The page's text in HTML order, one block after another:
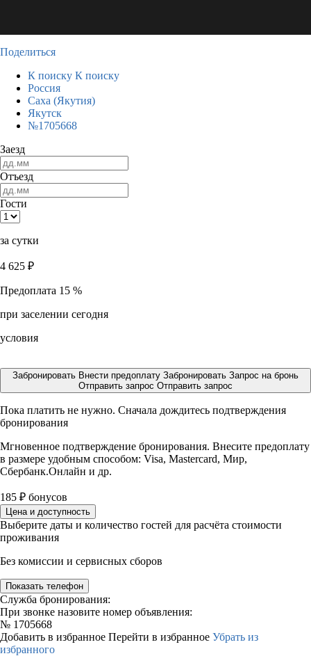
Поделиться
К поиску К поиску
Россия
Саха (Якутия)
Якутск
№1705668
Заезд
Отъезд
Гости
за сутки
4 625 ₽
Предоплата 15 %
при заселении сегодня
условия
Забронировать Внести предоплату Забронировать Запрос на бронь
Отправить запрос Отправить запрос
Пока платить не нужно. Сначала дождитесь подтверждения
бронирования
Мгновенное подтверждение бронирования. Внесите предоплату
в размере удобным способом: Visa, Mastercard, Мир,
Сбербанк.Онлайн и др.
185 ₽ бонусов
Цена и доступность
Выберите даты и количество гостей для расчёта стоимости
проживания
Без комиссии и сервисных сборов
Показать телефон
Служба бронирования:
При звонке назовите номер объявления:
№ 1705668
Добавить в избранное Перейти в избранное Убрать из
избранного